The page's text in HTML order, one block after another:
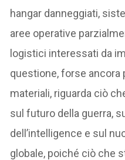
hangar danneggiati,
aree operative
logistici interessati da
questione, forse ancora
materiali, riguarda ciò
sul futuro della guerra,
dell’intelligence e sul
globale, poiché ciò che